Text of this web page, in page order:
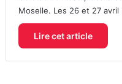
Moselle. Les 26 et 27
Lire cet article